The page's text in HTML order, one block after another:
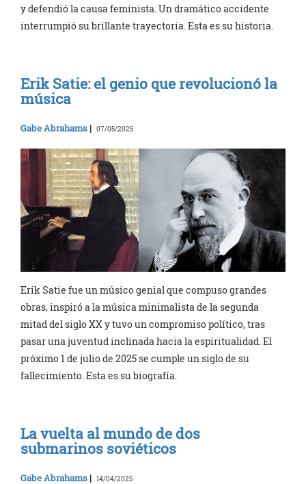
y defendió la causa feminista. Un dramático accidente
interrumpió su brillante trayectoria. Esta es su historia.
Erik Satie: el genio que revolucionó la
música
Gabe Abrahams | 07/05/2025
Erik Satie fue un músico genial que compuso grandes
obras, inspiró a la música minimalista de la segunda
mitad del siglo XX y tuvo un compromiso político, tras
pasar una juventud inclinada hacia la espiritualidad. El
próximo 1 de julio de 2025 se cumple un siglo de su
fallecimiento. Esta es su biografía.
La vuelta al mundo de dos
submarinos soviéticos
Gabe Abrahams | 14/04/2025